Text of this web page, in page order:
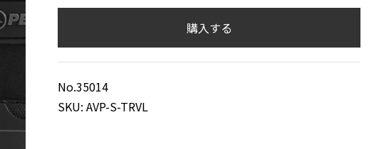
購入する
No.35014
SKU: AVP-S-TRVL